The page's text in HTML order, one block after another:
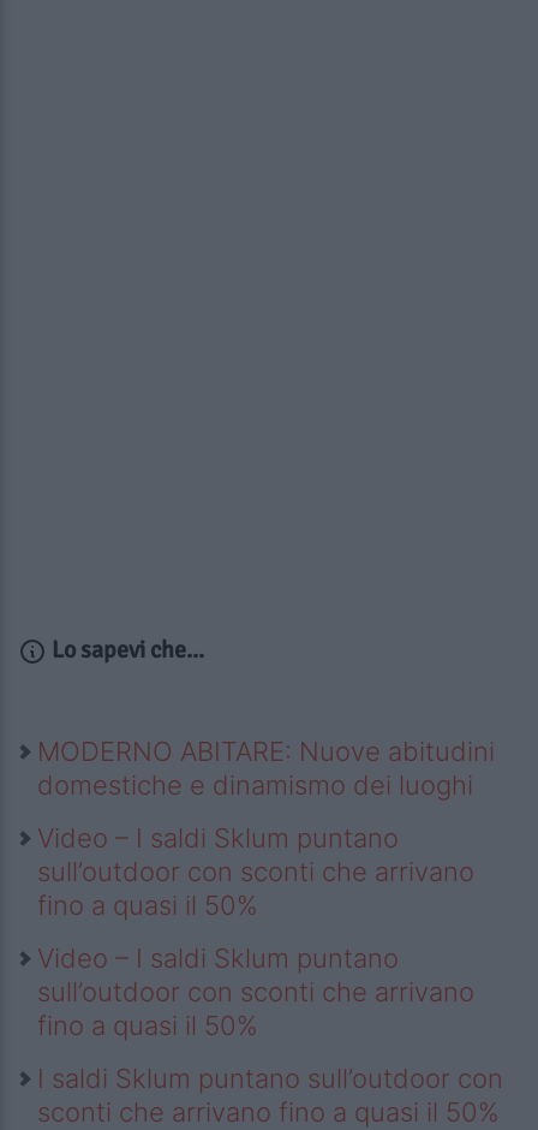
Lo sapevi che...
MODERNO ABITARE: Nuove abitudini
domestiche e dinamismo dei luoghi
Video – I saldi Sklum puntano
sull’outdoor con sconti che arrivano
fino a quasi il 50%
Video – I saldi Sklum puntano
sull’outdoor con sconti che arrivano
fino a quasi il 50%
I saldi Sklum puntano sull’outdoor con
sconti che arrivano fino a quasi il 50%